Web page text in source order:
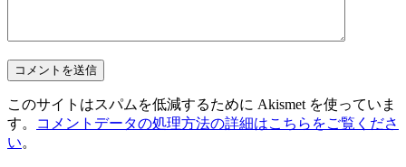
このサイトはスパムを低減するために Akismet を使っていま
す。
コメントデータの処理方法の詳細はこちらをご覧くださ
い。